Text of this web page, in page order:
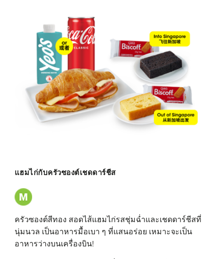
แฮมไก่กับครัวซองต์เชดดาร์ชีส
ครัวซองต์สีทอง สอดไส้แฮมไก่รสชุ่มฉ่ำและเชดดาร์ชีสที่
นุ่มนวล เป็นอาหารมื้อเบา ๆ ที่แสนอร่อย เหมาะจะเป็น
อาหารว่างบนเครื่องบิน!